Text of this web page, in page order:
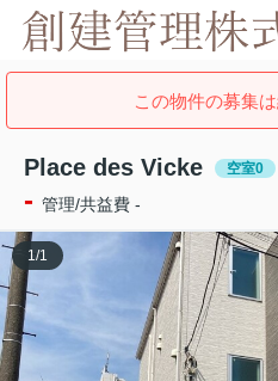
この物件の募集
Place des Vicke 空室0
- 管理/共益費 -
1/1